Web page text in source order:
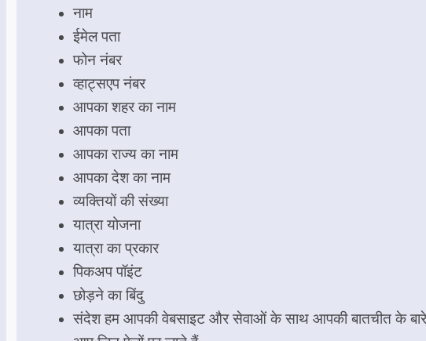
नाम
ईमेल पता
फोन नंबर
व्हाट्सएप नंबर
आपका शहर का नाम
आपका पता
आपका राज्य का नाम
आपका देश का नाम
व्यक्तियों की संख्या
यात्रा योजना
यात्रा का प्रकार
पिकअप पॉइंट
छोड़ने का बिंदु
संदेश हम आपकी वेबसाइट और सेवाओं के साथ आपकी बातचीत के